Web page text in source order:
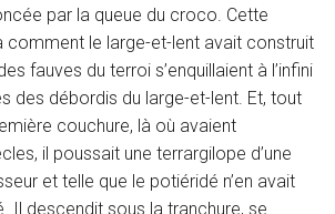
par la queue du croco. Cette
comment le large-et-lent avait construit
fauves du terroi s’enquillaient à l’infini
des débordis du large-et-lent. Et, tout
couchure, là où avaient
il poussait une terrargilope d’une
et telle que le potiéridé n’en avait
Il descendit sous la tranchure, se